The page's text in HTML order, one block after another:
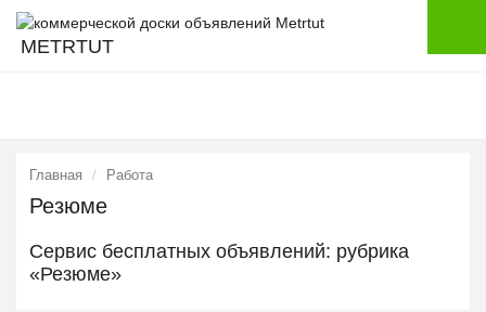
METRTUT
Главная Работа
Резюме
Сервис бесплатных объявлений: рубрика
«Резюме»